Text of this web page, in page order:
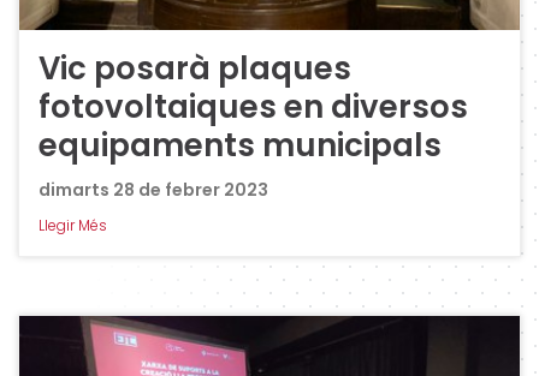
Vic posarà plaques
fotovoltaiques en diversos
equipaments municipals
dimarts 28 de febrer 2023
Llegir Més